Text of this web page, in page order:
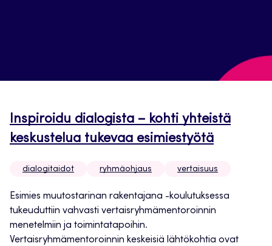
Inspiroidu dialogista – kohti yhteistä
keskustelua tukevaa esimiestyötä
dialogitaidot ryhmäohjaus vertaisuus
Esimies muutostarinan rakentajana -koulutuksessa
tukeuduttiin vahvasti vertaisryhmämentoroinnin
menetelmiin ja toimintatapoihin.
Vertaisryhmämentoroinnin keskeisiä lähtökohtia ovat